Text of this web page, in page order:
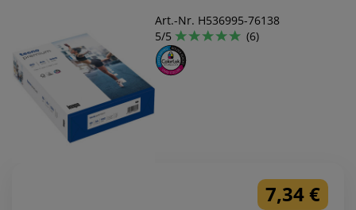
Art.-Nr. H536995-76138
5/5
(6)
7,34 €